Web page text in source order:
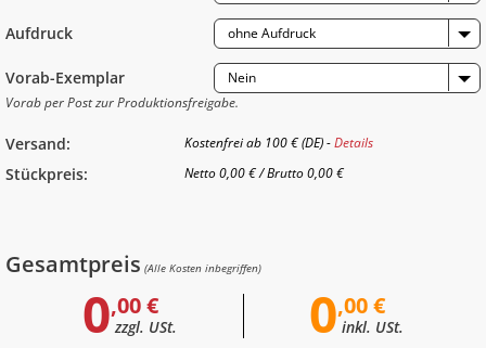
Aufdruck ohne Aufdruck
Vorab-Exemplar
Nein
Vorab per Post zur Produktionsfreigabe.
Versand: Kostenfrei ab 100 € (DE) -Details
Stückpreis: Netto 0,00 €/ Brutto 0,00 €
Gesamtpreis (Alle Kosten inbegriffen)
0,00 €
zzgl. USt. 0,00 €
inkl. USt.